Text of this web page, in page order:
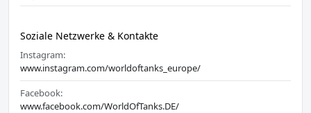
Soziale Netzwerke & Kontakte
Instagram:
www.instagram.com/worldoftanks_europe/
Facebook:
www.facebook.com/WorldOfTanks.DE/